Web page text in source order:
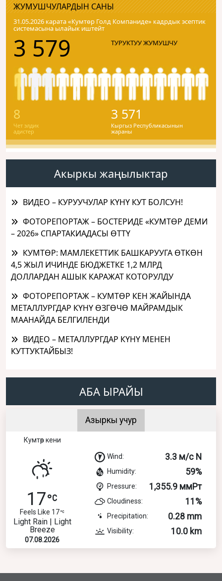
ЖУМУШЧУЛАРДЫН САНЫ
31.05.2026 карата «Кумтɵр Голд Компаниде» кадрдык эсептик
системасына ылайык иштейт
3 579 ТУРУКТУУ ЖУМУШЧУ
8
Чет элдик
адистер
3 571
Кыргыз Республикасынын
жараны
Акыркы жаңылыктар
ВИДЕО – КУРУУЧУЛАР КҮНҮ КУТ БОЛСУН!
ФОТОРЕПОРТАЖ – БОСТЕРИДЕ «КУМТӨР ДЕМИ
– 2026» СПАРТАКИАДАСЫ ӨТТҮ
КУМТӨР: МАМЛЕКЕТТИК БАШКАРУУГА ӨТКӨН
4,5 ЖЫЛ ИЧИНДЕ БЮДЖЕТКЕ 1,2 МЛРД
ДОЛЛАРДАН АШЫК КАРАЖАТ КОТОРУЛДУ
ФОТОРЕПОРТАЖ – КУМТӨР КЕН ЖАЙЫНДА
МЕТАЛЛУРГДАР КҮНҮ ӨЗГӨЧӨ МАЙРАМДЫК
МААНАЙДА БЕЛГИЛЕНДИ
ВИДЕО – МЕТАЛЛУРГДАР КҮНҮ МЕНЕН
КУТТУКТАЙБЫЗ!
АБА ЫРАЙЫ
Азыркы учур
Кумтөр кени
17
Feels Like 17
Light Rain | Light
Breeze
07.08.2026
Wind: 3.3 м/с N
Humidity: 59%
Pressure: 1,355.9 ммРт
Cloudiness: 11%
Precipitation: 0.28 mm
Visibility: 10.0 km